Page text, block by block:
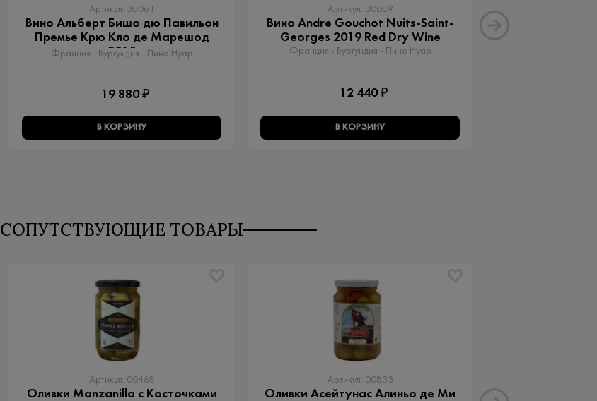
Артикул: 30061
Вино Альберт Бишо дю Павильон
Премье Крю Кло де Марешод
2015
Франция - Бургундия - Пино Нуар
19 880 ₽
В КОРЗИНУ
Артикул: 30089
Вино Andre Gouchot Nuits-Saint-
Georges 2019 Red Dry Wine
Франция - Бургундия - Пино Нуар
12 440 ₽
В КОРЗИНУ
СОПУТСТВУЮЩИЕ ТОВАРЫ
Артикул: 00468
Оливки Manzanilla с Косточками
Артикул: 00833
Оливки Асейтунас Алиньо де Ми